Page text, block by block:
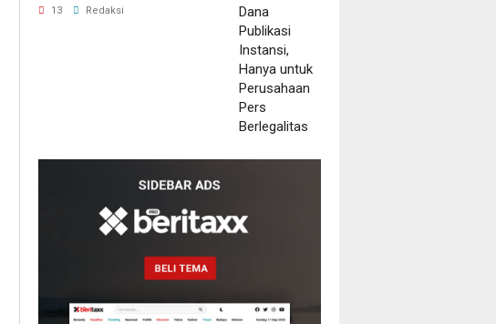
Hanya untuk Perusahaan
13 Redaksi
DPMPTSP
Terlibat